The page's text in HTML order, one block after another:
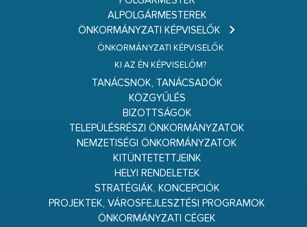
ALPOLGÁRMESTEREK
ÖNKORMÁNYZATI KÉPVISELŐK
ÖNKORMÁNYZATI KÉPVISELŐK
KI AZ ÉN KÉPVISELŐM?
TANÁCSNOK, TANÁCSADÓK
KÖZGYŰLÉS
BIZOTTSÁGOK
TELEPÜLÉSRÉSZI ÖNKORMÁNYZATOK
NEMZETISÉGI ÖNKORMÁNYZATOK
KITÜNTETETTJEINK
HELYI RENDELETEK
STRATÉGIÁK, KONCEPCIÓK
PROJEKTEK, VÁROSFEJLESZTÉSI PROGRAMOK
ÖNKORMÁNYZATI CÉGEK